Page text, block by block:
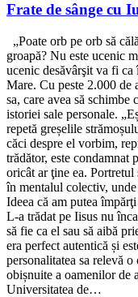
Frate de sânge cu
„Poate orb pe orb să
groapă? Nu este ucenic
ucenic desăvârşit va fi
Mare. Cu peste 2.000 de
sa, care avea să
istoriei sale personale.
repetă greșelile
căci despre el vorbim,
trădător, este condamnat
oricât ar ţine ea.
în mentalul colectiv,
Ideea că am putea
L-a trădat pe Iisus nu
să fie ca el sau să aibă
era perfect autentică și
personalitatea sa relevă
obișnuite a oamenilor de
Universitatea de…